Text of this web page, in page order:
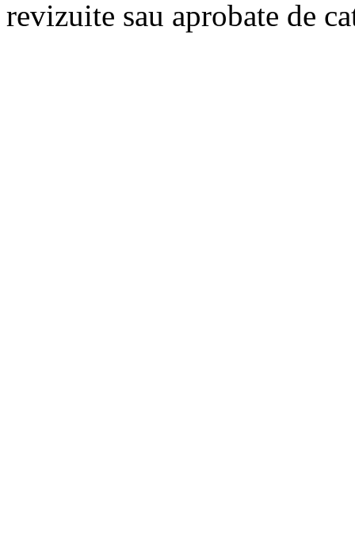
revizuite sau aprobate de